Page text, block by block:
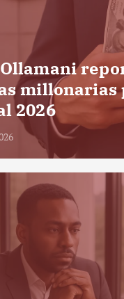
millonarias
2026